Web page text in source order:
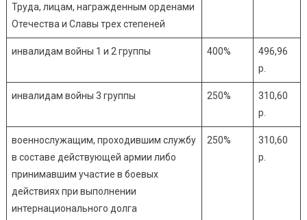
Труда, лицам, награжденным орденами
Отечества и Славы трех степеней
инвалидам войны 1 и 2 группы 400%
496,96
р.
инвалидам войны 3 группы 250%
310,60
р.
военнослужащим, проходившим службу
в составе действующей армии либо
принимавшим участие в боевых
действиях при выполнении
интернационального долга
250%
310,60
р.